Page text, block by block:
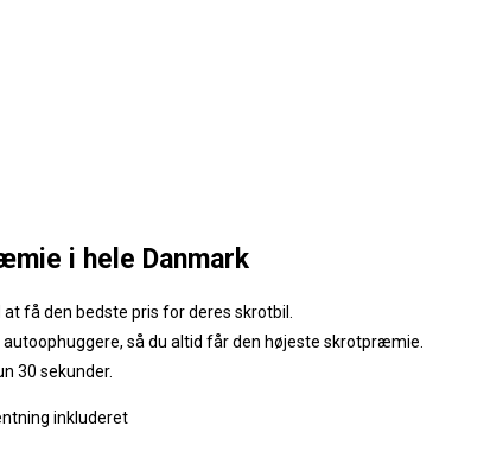
i hele Danmark
få den bedste pris for deres skrotbil.
så du altid får den højeste skrotpræmie.
30 sekunder.
inkluderet